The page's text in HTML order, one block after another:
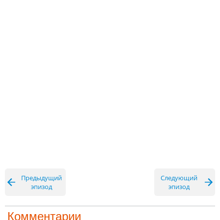
Предыдущий
эпизод
Следующий
эпизод
Комментарии